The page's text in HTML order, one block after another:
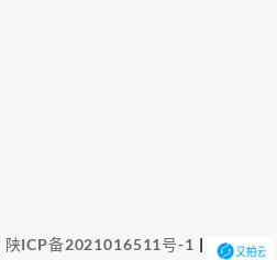
陕ICP备2021016511号-1 |